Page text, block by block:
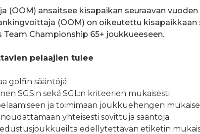
(OOM) ansaitsee kisapaikan seuraavan
(OOM) on oikeutettu kisapaikkaan
Team Championship 65+ joukkueeseen.
pelaajien tulee
golfin sääntöjä
SGS:n sekä SGL:n kriteerien mukaisesti
ja toimimaan joukkuehengen
yhteisesti sovittuja sääntöjä
edellytettävän etiketin